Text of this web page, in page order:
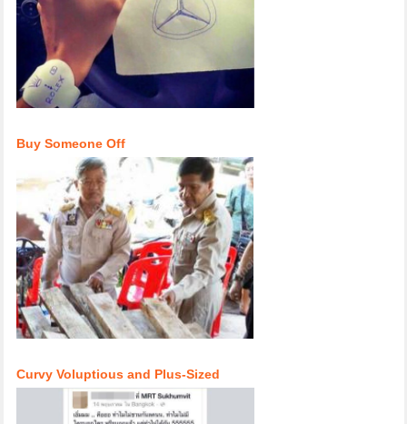
Buy Someone Off
Curvy Voluptious and Plus-Sized